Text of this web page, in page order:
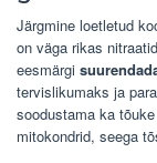
Järgmine loetletud
on väga rikas
eesmärgi
tervislikumaks ja
soodustama ka
mitokondrid, seega